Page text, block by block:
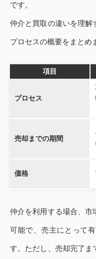
です。
仲介と買取の違いを理解
プロセスの概要をまとめ
項目
プロセス
売却までの期間
価格
仲介を利用する場合、市
可能で、売主にとって
す。ただし、売却完了ま